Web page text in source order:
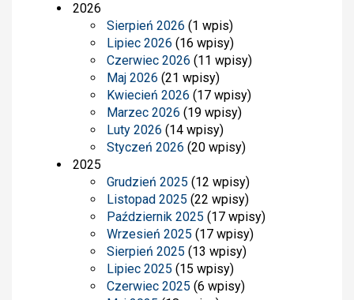
2026
Sierpień 2026 (1 wpis)
Lipiec 2026 (16 wpisy)
Czerwiec 2026 (11 wpisy)
Maj 2026 (21 wpisy)
Kwiecień 2026 (17 wpisy)
Marzec 2026 (19 wpisy)
Luty 2026 (14 wpisy)
Styczeń 2026 (20 wpisy)
2025
Grudzień 2025 (12 wpisy)
Listopad 2025 (22 wpisy)
Październik 2025 (17 wpisy)
Wrzesień 2025 (17 wpisy)
Sierpień 2025 (13 wpisy)
Lipiec 2025 (15 wpisy)
Czerwiec 2025 (6 wpisy)